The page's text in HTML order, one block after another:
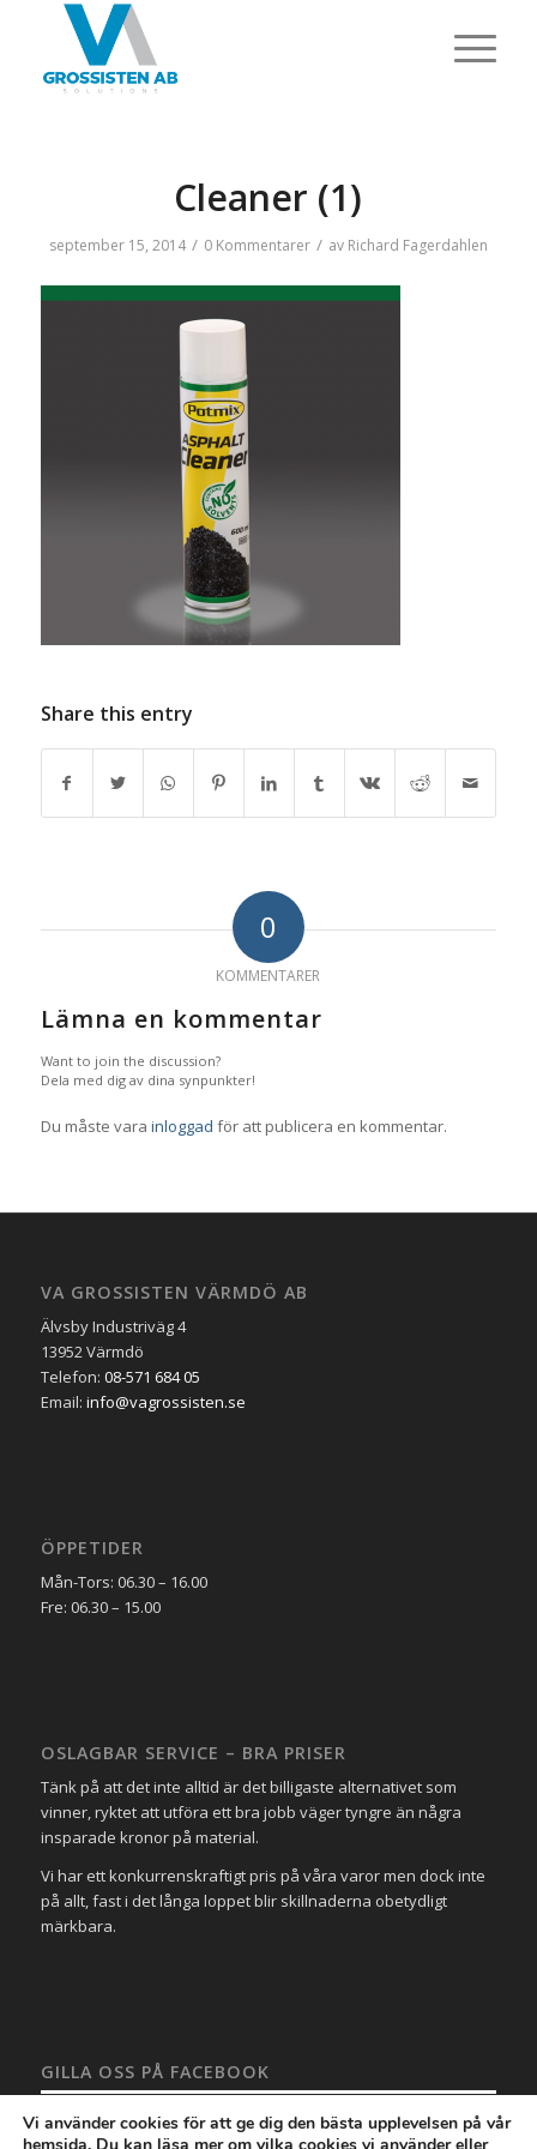
Cleaner (1)
september 15, 2014 / 0 Kommentarer / av Richard Fagerdahlen
Share this entry
0
KOMMENTARER
Lämna en kommentar
Want to join the discussion?
Dela med dig av dina synpunkter!
Du måste vara inloggad för att publicera en kommentar.
VA GROSSISTEN VÄRMDÖ AB
Älvsby Industriväg 4
13952 Värmdö
Telefon: 08-571 684 05
Email: info@vagrossisten.se
ÖPPETIDER
Mån-Tors: 06.30 – 16.00
Fre: 06.30 – 15.00
OSLAGBAR SERVICE – BRA PRISER
Tänk på att det inte alltid är det billigaste alternativet som
vinner, ryktet att utföra ett bra jobb väger tyngre än några
insparade kronor på material.
Vi har ett konkurrenskraftigt pris på våra varor men dock inte
på allt, fast i det långa loppet blir skillnaderna obetydligt
märkbara.
GILLA OSS PÅ FACEBOOK
Vi använder cookies för att ge dig den bästa upplevelsen på vår